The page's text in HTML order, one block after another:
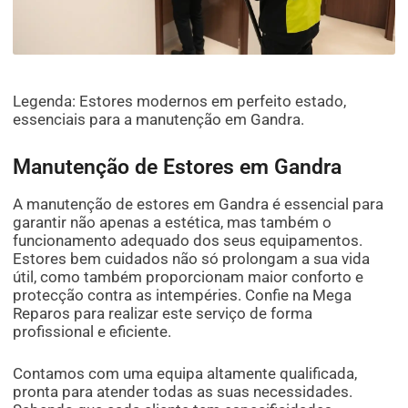
Legenda: Estores modernos em perfeito estado,
essenciais para a manutenção em Gandra.
Manutenção de Estores em Gandra
A manutenção de estores em Gandra é essencial para
garantir não apenas a estética, mas também o
funcionamento adequado dos seus equipamentos.
Estores bem cuidados não só prolongam a sua vida
útil, como também proporcionam maior conforto e
protecção contra as intempéries. Confie na Mega
Reparos para realizar este serviço de forma
profissional e eficiente.
Contamos com uma equipa altamente qualificada,
pronta para atender todas as suas necessidades.